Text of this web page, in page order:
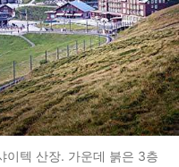
이텍 산장. 가운데 붉은 3층